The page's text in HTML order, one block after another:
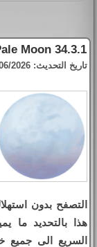
Moon 34.3.1
تاريخ التحديث: 04:40 PM
التصفح بدون
هذا بالتحديد ما
السريع الى جميع